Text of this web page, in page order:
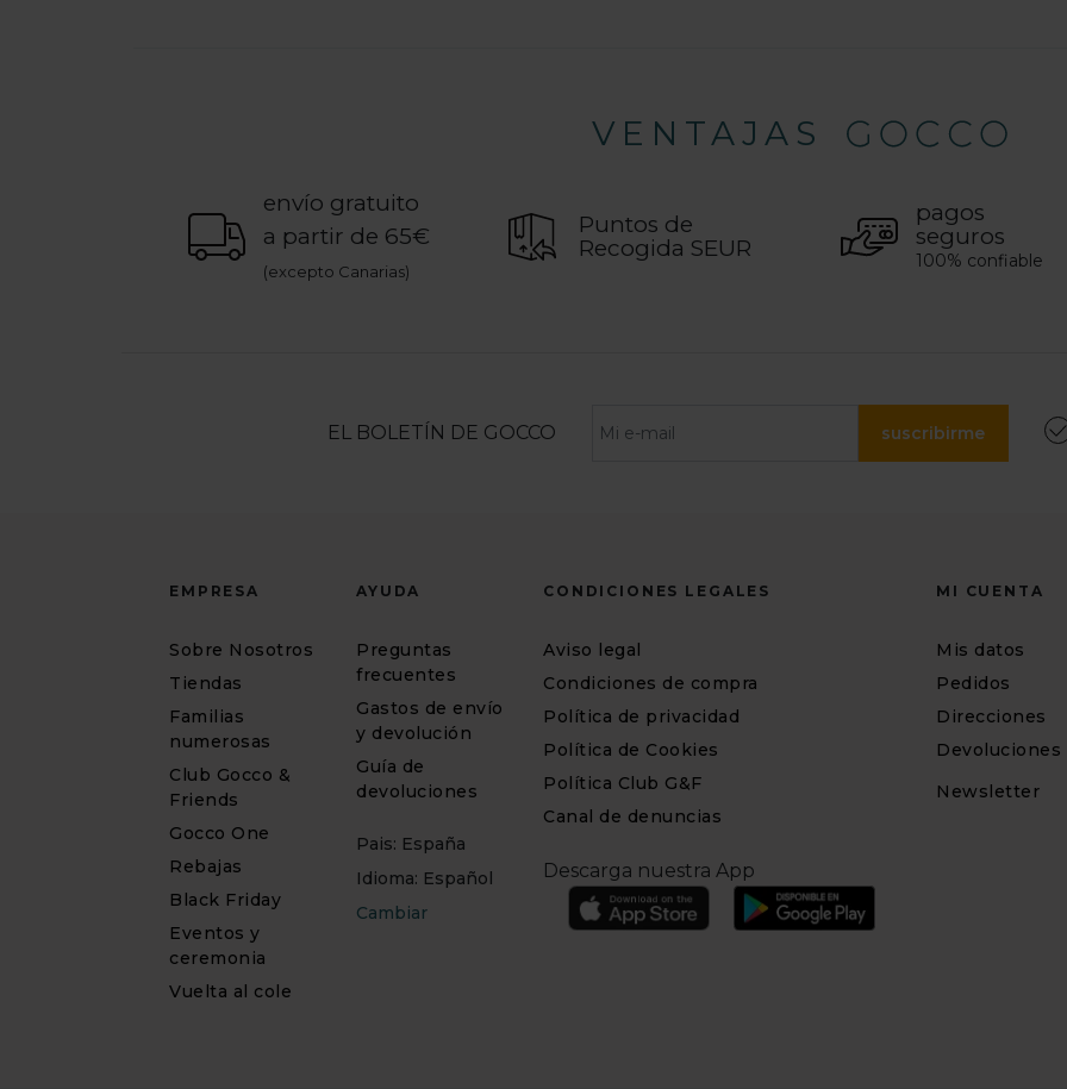
VENTAJAS
envío gratuito
a partir de 65€
(excepto Canarias)
Puntos de
Recogida SEUR
pagos
seguros
100% confiable
EL BOLETÍN DE GOCCO suscribirme
EMPRESA
Sobre Nosotros
Tiendas
Familias
numerosas
Club Gocco &
Friends
Gocco One
Rebajas
Black Friday
Eventos y
ceremonia
Vuelta al cole
AYUDA
Preguntas
frecuentes
Gastos de envío
y devolución
Guía de
devoluciones
Pais: España
Idioma: Español
Cambiar
CONDICIONES LEGALES
Aviso legal
Condiciones de compra
Política de privacidad
Política de Cookies
Política Club G&F
Canal de denuncias
Descarga nuestra App
MI CUENTA
Mis datos
Pedidos
Direcciones
Devoluciones
Newsletter